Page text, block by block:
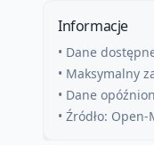
Informacje
• Dane
• Maksymalny
• Dane
• Źródło: